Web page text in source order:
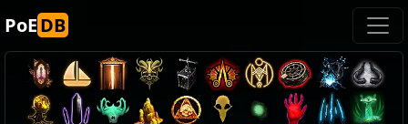
PoEDB